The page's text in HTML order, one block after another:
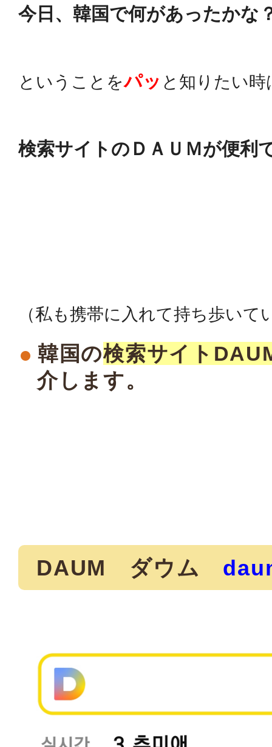
今日、韓国で何があったかな
ということをパッ と知りたい時
検索サイトのＤＡＵＭが便利
（私も携帯に入れて持ち歩いて
韓国の検索サイト
介します。
DAUM ダウム